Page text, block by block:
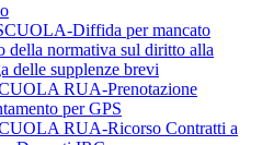
Diffida per mancato
della normativa sul diritto alla
delle supplenze brevi
RUA-Prenotazione
per GPS
RUA-Ricorso Contratti a